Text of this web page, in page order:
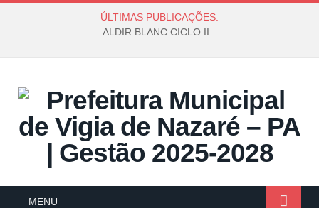
ÚLTIMAS PUBLICAÇÕES:
ALDIR BLANC CICLO II
MENU